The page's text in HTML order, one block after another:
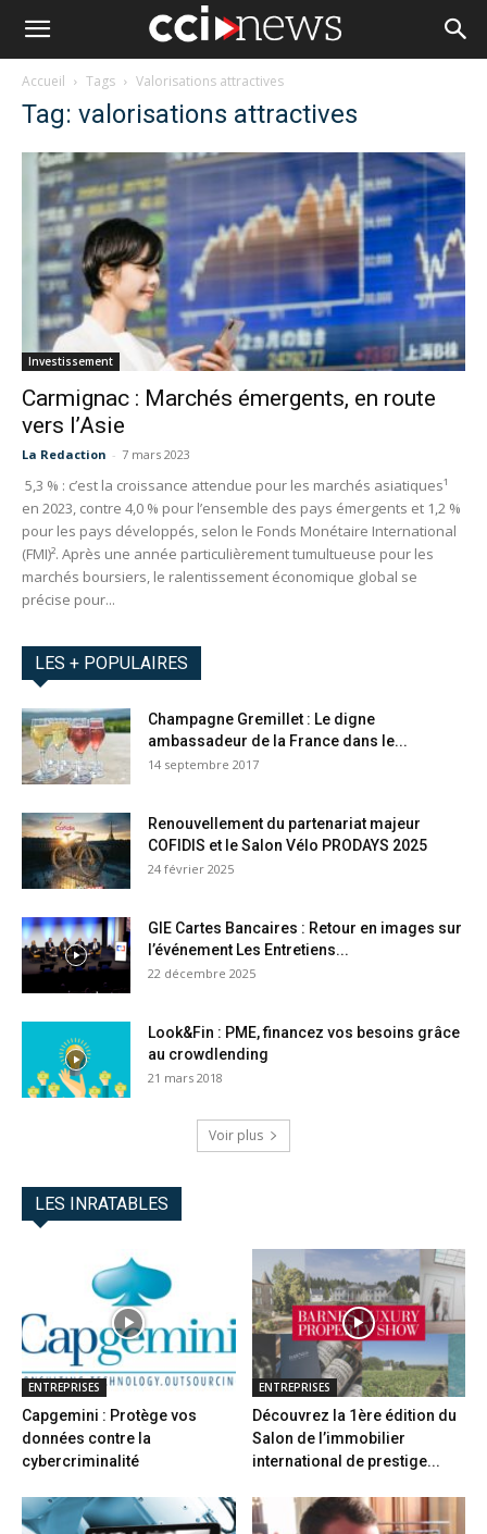
Accueil Tags Valorisations attractives
Tag: valorisations attractives
Investissement
Carmignac : Marchés émergents, en route
vers l’Asie
La Redaction - 7 mars 2023
5,3 % : c’est la croissance attendue pour les marchés asiatiques¹
en 2023, contre 4,0 % pour l’ensemble des pays émergents et 1,2 %
pour les pays développés, selon le Fonds Monétaire International
(FMI)². Après une année particulièrement tumultueuse pour les
marchés boursiers, le ralentissement économique global se
précise pour...
LES + POPULAIRES
Champagne Gremillet : Le digne
ambassadeur de la France dans le...
14 septembre 2017
Renouvellement du partenariat majeur
COFIDIS et le Salon Vélo PRODAYS 2025
24 février 2025
GIE Cartes Bancaires : Retour en images sur
l’événement Les Entretiens...
22 décembre 2025
Look&Fin : PME, financez vos besoins grâce
au crowdlending
21 mars 2018
Voir plus
LES INRATABLES
ENTREPRISES
Capgemini : Protège vos
données contre la
cybercriminalité
ENTREPRISES
Découvrez la 1ère édition du
Salon de l’immobilier
international de prestige...